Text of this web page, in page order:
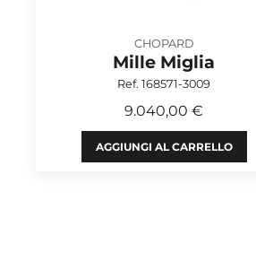
CHOPARD
Mille Miglia
Ref. 168571-3009
9.040,00 €
AGGIUNGI AL CARRELLO